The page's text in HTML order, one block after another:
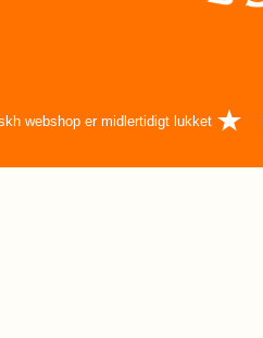
webshop er midlertidigt lukket